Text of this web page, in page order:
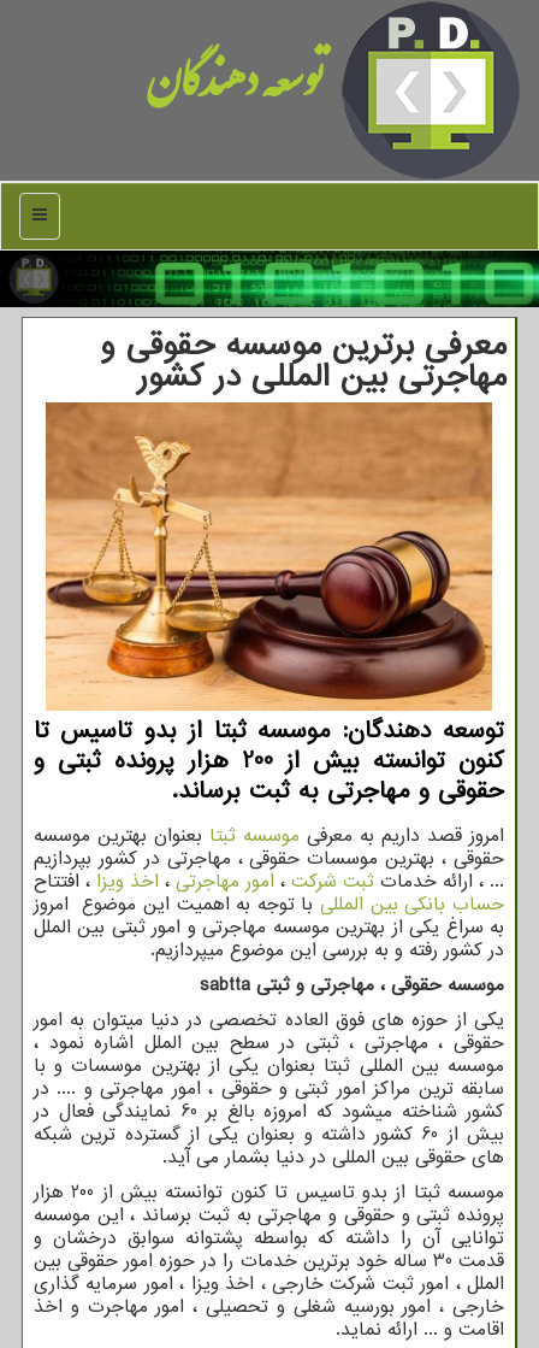
توسعه دهندگان
منو
معرفی برترین موسسه حقوقی و
مهاجرتی بین المللی در كشور
توسعه دهندگان: موسسه ثبتا از بدو تاسیس تا
كنون توانسته بیش از 200 هزار پرونده ثبتی و
حقوقی و مهاجرتی به ثبت برساند.
امروز قصد داریم به معرفی موسسه ثبتا بعنوان بهترین موسسه
حقوقی ، بهترین موسسات حقوقی ، مهاجرتی در کشور بپردازیم
... ، ارائه خدمات ثبت شرکت ، امور مهاجرتی ، اخذ ویزا ، افتتاح
حساب بانکی بین المللیبا توجه به اهمیت این موضوع امروز
به سراغ یکی از بهترین موسسه مهاجرتی و امور ثبتی بین الملل
در کشور رفته و به بررسی این موضوع میپردازیم.
موسسه حقوقی ، مهاجرتی و ثبتی sabtta
یکی از حوزه های فوق العاده تخصصی در دنیا میتوان به امور
حقوقی ، مهاجرتی ، ثبتی در سطح بین الملل اشاره نمود ،
موسسه بین المللی ثبتا بعنوان یکی از بهترین موسسات و با
سابقه ترین مراکز امور ثبتی و حقوقی ، امور مهاجرتی و .... در
کشور شناخته میشود که امروزه بالغ بر 60 نمایندگی فعال در
بیش از 60 کشور داشته و بعنوان یکی از گسترده ترین شبکه
های حقوقی بین المللی در دنیا بشمار می آید.
موسسه ثبتا از بدو تاسیس تا کنون توانسته بیش از 200 هزار
پرونده ثبتی و حقوقی و مهاجرتی به ثبت برساند ، این موسسه
توانایی آن را داشته که بواسطه پشتوانه سوابق درخشان و
قدمت 30 ساله خود برترین خدمات را در حوزه امور حقوقی بین
الملل ، امور ثبت شرکت خارجی ، اخذ ویزا ، امور سرمایه گذاری
خارجی ، امور بورسیه شغلی و تحصیلی ، امور مهاجرت و اخذ
اقامت و ... ارائه نماید.